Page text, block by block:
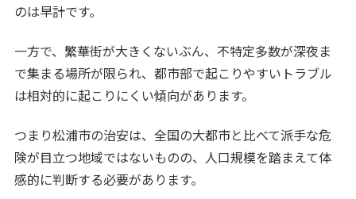
のは早計です。
一方で、繁華街が大きくないぶん、不特定多数が深夜ま
で集まる場所が限られ、都市部で起こりやすいトラブル
は相対的に起こりにくい傾向があります。
つまり松浦市の治安は、全国の大都市と比べて派手な危
険が目立つ地域ではないものの、人口規模を踏まえて体
感的に判断する必要があります。